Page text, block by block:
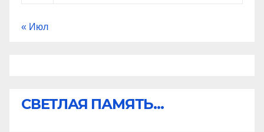
« Июл
СВЕТЛАЯ ПАМЯТЬ...